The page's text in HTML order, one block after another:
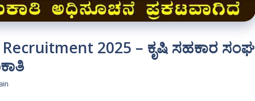
Recruitment 2025 – ಕೃಷಿ ಸಹಕಾರ ಸಂಘ